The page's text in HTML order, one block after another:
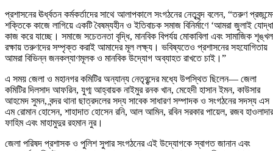
প্রশাসনের ঊর্ধ্বতন কর্মকর্তাদের সাথে আলাপকালে সংগঠনের নেতৃবৃন্দ বলেন, “তরুণ
শক্তিকে কাজে লাগিয়ে একটি বৈষম্যহীন ও ইতিবাচক সমাজ বিনির্মাণে ‘আমরা জুলাই
কাজ করে যাচ্ছে। সমাজে সচেতনতা বৃদ্ধি, মানবিক বিপর্যয় মোকাবিলা এবং সামাজিক
রক্ষায় তরুণদের সম্পৃক্ত করাই আমাদের মূল লক্ষ্য। ভবিষ্যতেও প্রশাসনের সহযোগিতায়
আমরা বিভিন্ন জনকল্যাণমূলক ও মানবিক উদ্যোগ অব্যাহত রাখতে চাই।”
এ সময় জেলা ও মহানগর কমিটির অন্যান্য নেতৃবৃন্দের মধ্যে উপস্থিত ছিলেন— জেলা
কমিটির দিলসাদ আফরিন, যুগ্ম আহ্বায়ক নাইমুর রনক খান, মেহেদী হাসান ইমন, কাউসার
আহমেদ সুমন, বন্দর থানা ছাত্রদলের সদ্য সাবেক সাধারণ সম্পাদক ও সংগঠনের সদস্য এস
এম রোমান হোসেন, শাহাদাত হোসেন রনি, আল আমিন, রবিন সরকার পায়েল, রজব
ফাহিম এবং মাহামুদুর রহমান নুর।
জেলা পরিষদ প্রশাসক ও পুলিশ সুপার সংগঠনের এই উদ্যোগকে স্বাগত জানান এবং